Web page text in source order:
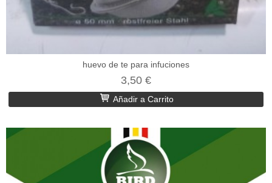
huevo de te para infuciones
3,50 €
Añadir a Carrito